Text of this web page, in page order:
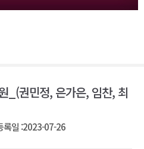
_(권민정, 은가은, 임찬, 최
록일 :2023-07-26